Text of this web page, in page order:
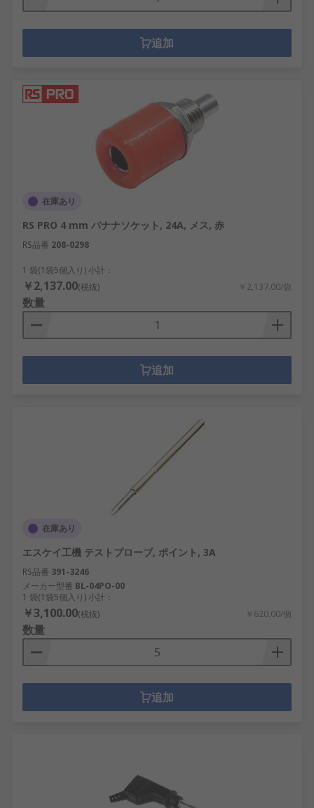
追加
在庫あり
RS PRO 4 mm バナナソケット, 24A, メス, 赤
RS品番 208-0298
1 袋(1袋5個入り) 小計：
￥2,137.00(税抜) ￥2,137.00/袋
数量
追加
在庫あり
エスケイ工機 テストプローブ, ポイント, 3A
RS品番 391-3246
メーカー型番 BL-04PO-00
1 袋(1袋5個入り) 小計：
￥3,100.00(税抜) ￥620.00/個
数量
追加